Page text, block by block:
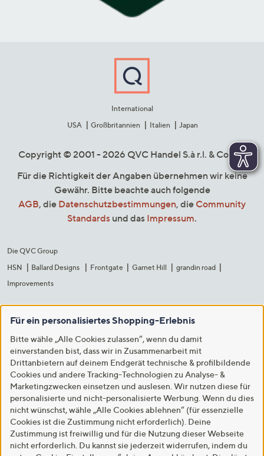
International
USA
Großbritannien Italien Japan
Copyright © 2001 - 2026 QVC Handel S.à r.l. & Co. KG
Für die Richtigkeit der Angaben übernehmen wir keine
Gewähr. Bitte beachte auch folgende
AGB, die Datenschutzbestimmungen, die Community
Standards und das Impressum.
Die QVC Group
HSN
Ballard Designs Frontgate Garnet Hill
grandin road
Improvements
Für ein personalisiertes Shopping-Erlebnis
Bitte wähle „Alle Cookies zulassen“, wenn du damit
einverstanden bist, dass wir in Zusammenarbeit mit
Drittanbietern auf deinem Endgerät technische & profilbildende
Cookies und andere Tracking-Technologien zu Analyse- &
Marketingzwecken einsetzen und auslesen. Wir nutzen diese für
personalisierte und nicht-personalisierte Werbung. Wenn du dies
nicht wünschst, wähle „Alle Cookies ablehnen“ (für essenzielle
Cookies ist die Zustimmung nicht erforderlich). Deine
Zustimmung ist freiwillig und für die Nutzung dieser Webseite
nicht erforderlich. Du kannst sie jederzeit widerrufen, indem du